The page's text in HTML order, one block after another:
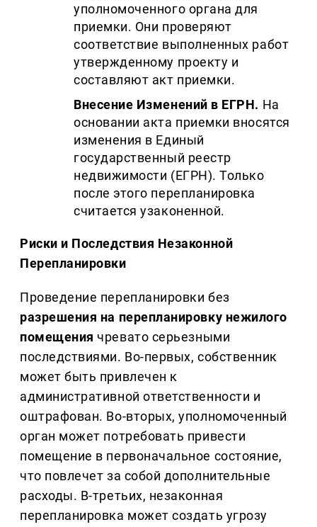
уполномоченного органа для
приемки. Они проверяют
соответствие выполненных работ
утвержденному проекту и
составляют акт приемки.
Внесение Изменений в ЕГРН. На
основании акта приемки вносятся
изменения в Единый
государственный реестр
недвижимости (ЕГРН). Только
после этого перепланировка
считается узаконенной.
Риски и Последствия Незаконной
Перепланировки
Проведение перепланировки без
разрешения на перепланировку нежилого
помещения чревато серьезными
последствиями. Во-первых, собственник
может быть привлечен к
административной ответственности и
оштрафован. Во-вторых, уполномоченный
орган может потребовать привести
помещение в первоначальное состояние,
что повлечет за собой дополнительные
расходы. В-третьих, незаконная
перепланировка может создать угрозу